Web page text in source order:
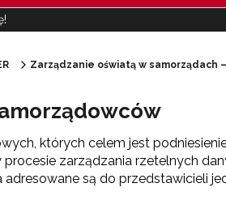
Zarządzanie oświatą w samorządach –
których celem jest
zarządzania rzetelnych
są do przedstawicieli